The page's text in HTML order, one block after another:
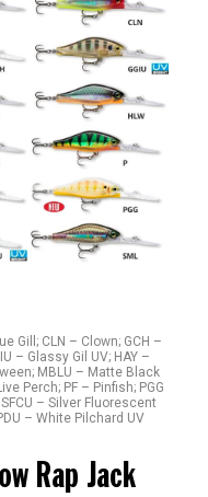
Gill; CLN – Clown; GCH –
– Glassy Gil UV; HAY –
MBLU – Matte Black
Perch; PF – Pinfish; PGG
– Silver Fluorescent
– White Pilchard UV
Rap Jack